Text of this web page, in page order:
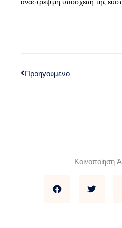
αναστρέψιμη υπόσχεση της
Προηγούμενο
Κοινοποίηση